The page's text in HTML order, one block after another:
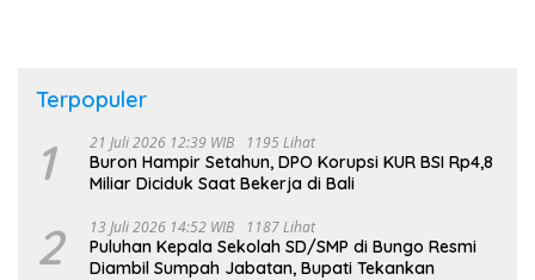
Terpopuler
1 21 Juli 2026 12:39 WIB 1195 Lihat
Buron Hampir Setahun, DPO Korupsi KUR BSI Rp4,8
Miliar Diciduk Saat Bekerja di Bali
2 13 Juli 2026 14:52 WIB 1187 Lihat
Puluhan Kepala Sekolah SD/SMP di Bungo Resmi
Diambil Sumpah Jabatan, Bupati Tekankan